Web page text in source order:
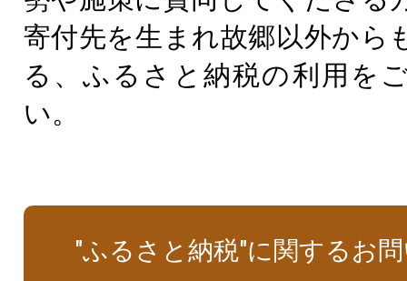
寄付先を生まれ故郷以外から
る、ふるさと納税の利用を
い。
"ふるさと納税"に関するお